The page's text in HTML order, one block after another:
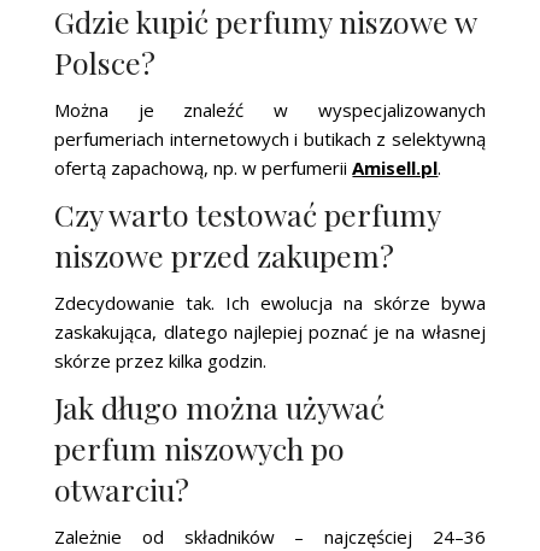
Gdzie kupić perfumy niszowe w
Polsce?
Można je znaleźć w wyspecjalizowanych
perfumeriach internetowych i butikach z selektywną
ofertą zapachową, np. w perfumeriiAmisell.pl.
Czy warto testować perfumy
niszowe przed zakupem?
Zdecydowanie tak. Ich ewolucja na skórze bywa
zaskakująca, dlatego najlepiej poznać je na własnej
skórze przez kilka godzin.
Jak długo można używać
perfum niszowych po
otwarciu?
Zależnie od składników – najczęściej 24–36